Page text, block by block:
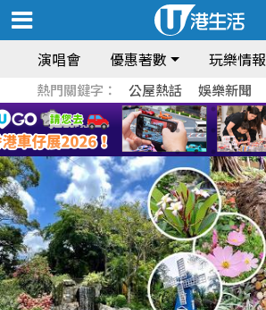
演唱會 優惠著數 玩樂情報
熱門關鍵字： 公屋熱話 娛樂新聞